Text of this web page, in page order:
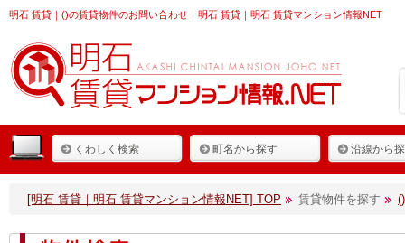
明石 賃貸 ｜()の賃貸物件のお問い合わせ｜明石 賃貸｜明石 賃貸マンション情報NET
くわしく検索 町名から探す 沿線から
[明石 賃貸｜明石 賃貸マンション情報NET] TOP 賃貸物件を探す